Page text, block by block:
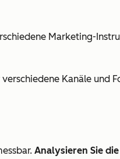
Marketing-
Kanäle
Analysieren Sie